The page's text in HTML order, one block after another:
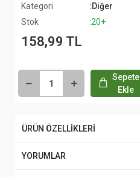
Kategori
:Diğer
Stok
:20+
158,99 TL
Sepete
Ekle
ÜRÜN ÖZELLİKLERİ
YORUMLAR